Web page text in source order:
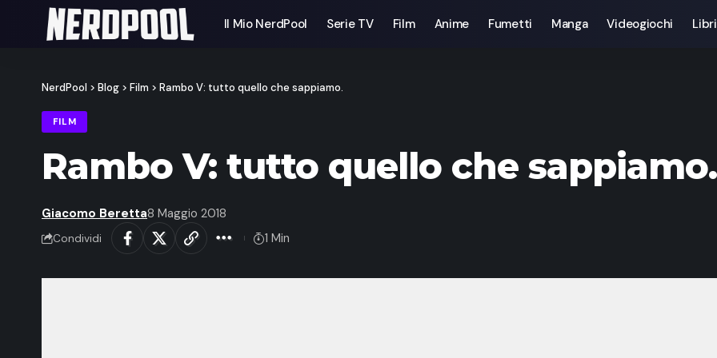
Il Mio NerdPool Serie TV Film Anime Fumetti Manga Videogiochi Libri
NerdPool > Blog > Film > Rambo V: tutto quello che sappiamo.
FILM
Rambo V: tutto quello che sappiamo.
Giacomo Beretta8 Maggio 2018
Condividi 1 Min